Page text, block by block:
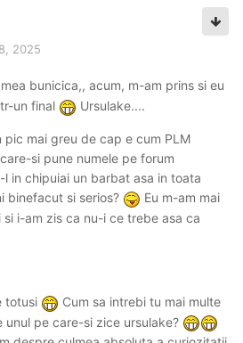
2025
bunicica,, acum, m-am prins si eu
un final
Ursulake....
pic mai greu de cap e cum PLM
si pune numele pe forum
l in chipuiai un barbat asa in toata
binefacut si serios?
Eu m-am mai
i-am zis ca nu-i ce trebe asa ca
totusi
Cum sa intrebi tu mai multe
pe care-si zice ursulake?